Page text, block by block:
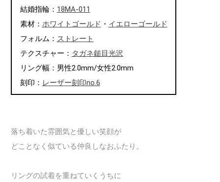
結婚指輪： 18MA-011
素材： ホワイトゴールド ・ イエローゴールド
フォルム： ストレート
テクスチャー： タガネ鎚目光沢
リング幅：男性2.0mm/女性2.0mm
刻印： レーザー刻印no.6
落ち着いた雰囲気と優しい笑顔が
どことなく似ている仲良しなおふたり。
リングの試着を重ねていくうちに